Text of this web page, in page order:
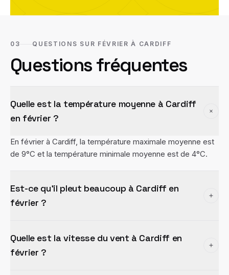
03 QUESTIONS SUR FÉVRIER À CARDIFF
Questions fréquentes
Quelle est la température moyenne à Cardiff
en février ?
En février à Cardiff, la température maximale moyenne est
de 9°C et la température minimale moyenne est de 4°C.
Est-ce qu'il pleut beaucoup à Cardiff en
février ?
Quelle est la vitesse du vent à Cardiff en
février ?